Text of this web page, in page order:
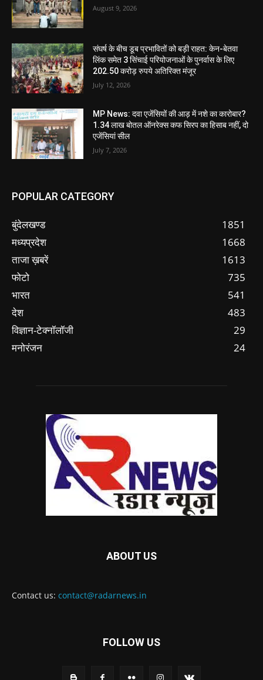
August 9, 2026
संघर्ष के बीच डूब प्रभावितों को बड़ी राहत: केन-बेतवा
लिंक समेत 3 सिंचाई परियोजनाओं के पुनर्वास के लिए
202.50 करोड़ रुपये अतिरिक्त मंजूर
July 12, 2026
MP News: दवा एजेंसियों की आड़ में नशे का कारोबार?
1.34 लाख बोतल ऑनरेक्स कफ सिरप का हिसाब नहीं, दो
एजेंसियां सील
July 7, 2026
POPULAR CATEGORY
बुंदेलखण्ड
1851
मध्यप्रदेश
1668
ताजा ख़बरें
1613
फोटो
735
भारत
541
देश
483
विज्ञान-टेक्नॉलॉजी
29
मनोरंजन
24
ABOUT US
Contact us: contact@radarnews.in
FOLLOW US